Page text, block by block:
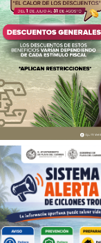
la recolección de
y reforzará la
las playas